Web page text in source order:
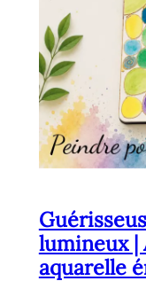
lumineux
aquarelle